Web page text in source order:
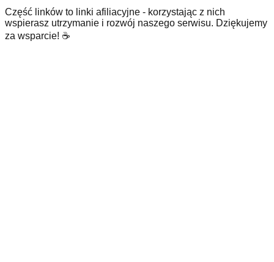
Część linków to linki afiliacyjne - korzystając z nich
wspierasz utrzymanie i rozwój naszego serwisu. Dziękujemy
za wsparcie! ☕